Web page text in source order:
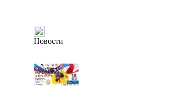
Новости